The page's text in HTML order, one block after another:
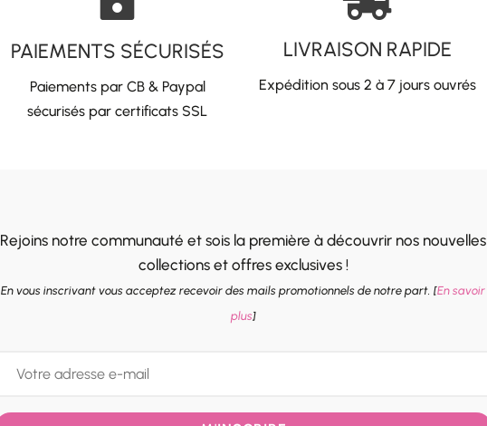
PAIEMENTS SÉCURISÉS
Paiements par CB & Paypal
sécurisés par certificats SSL
LIVRAISON RAPIDE
Expédition sous 2 à 7 jours ouvrés
Rejoins notre communauté et sois la première à découvrir nos nouvelles
collections et offres exclusives !
En vous inscrivant vous acceptez recevoir des mails promotionnels de notre part. [En savoir
plus]